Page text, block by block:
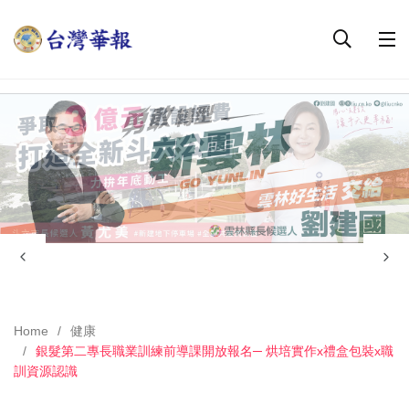
Home
健康
銀髮第二專長職業訓練前導課開放報名─ 烘培實作x禮盒包裝x職
訓資源認識